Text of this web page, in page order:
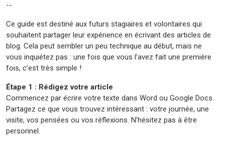
--
Ce guide est destiné aux futurs stagiaires et volontaires qui
souhaitent partager leur expérience en écrivant des articles de
blog. Cela peut sembler un peu technique au début, mais ne
vous inquiétez pas : une fois que vous l’avez fait une première
fois, c’est très simple !
Étape 1 : Rédigez votre article
Commencez par écrire votre texte dans Word ou Google Docs.
Partagez ce que vous trouvez intéressant : votre journée, une
visite, vos pensées ou vos réflexions. N’hésitez pas à être
personnel.